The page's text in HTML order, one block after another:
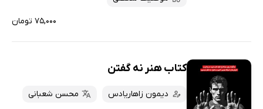
۷۵,۰۰۰ تومان
کتاب هنر نه گفتن
دیمون زاهاریادس
محسن شعبانی